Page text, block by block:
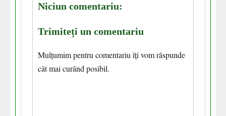
Niciun comentariu:
Trimiteți un comentariu
Mulțumim pentru comentariu îți vom răspunde
cât mai curând posibil.